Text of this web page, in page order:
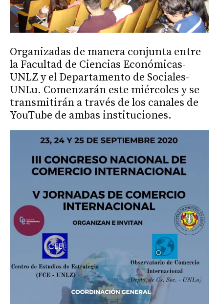
Organizadas de manera conjunta entre
la Facultad de Ciencias Económicas-
UNLZ y el Departamento de Sociales-
UNLu. Comenzarán este miércoles y se
transmitirán a través de los canales de
YouTube de ambas instituciones.